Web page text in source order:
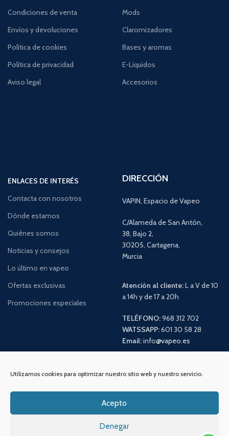
Utilizamos cookies para optimizar nuestro sitio web y nuestro servicio.
Acepto
Denegar
Condiciones de venta
Envíos y devoluciones
Política de cookies
Política de privacidad
Aviso legal
Mods
Claromizadores
Bases y aromas
E-Líquidos
Accesorios
ENLACES DE INTERÉS
Contacta con nosotros
Dónde estamos
Quiénes somos
Noticias y consejos
Lo último en vapeo
Ofertas exclusivas
Promociones especiales
DIRECCIÓN
VAPIN, Espacio de Vapeo
C/Alameda de San Antón,
38, Bajo 2,
30205, Cartagena,
Murcia
Atención al cliente:L a V de 10
a 14h y de 17 a 20h
TELÉFONO:968 312 702
WATSSAPP:601 30 58 28
Email:info@vapeo.es